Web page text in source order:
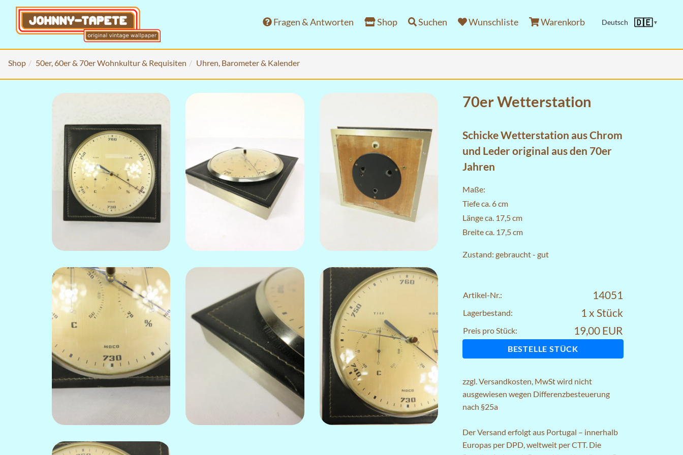
Fragen & Antworten Shop Suchen Wunschliste Warenkorb Deutsch 🇩🇪▼
Shop 50er, 60er & 70er Wohnkultur & Requisiten Uhren, Barometer & Kalender
70er Wetterstation
Schicke Wetterstation aus Chrom
und Leder original aus den 70er
Jahren
Maße:
Tiefe ca. 6 cm
Länge ca. 17,5 cm
Breite ca. 17,5 cm
Zustand: gebraucht - gut
Artikel-Nr.: 14051
Lagerbestand: 1 x Stück
Preis pro Stück: 19,00 EUR
BESTELLE STÜCK
zzgl.Versandkosten, MwSt wird nicht
ausgewiesen wegen Differenzbesteuerung
nach §25a
Der Versand erfolgt aus Portugal – innerhalb
Europas per DPD, weltweit per CTT. Die